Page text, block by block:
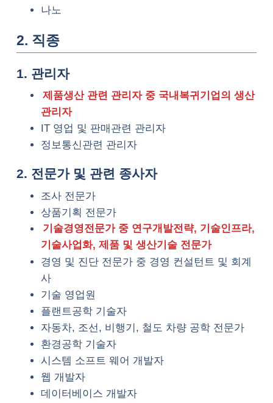
나노
2. 직종
1. 관리자
제품생산 관련 관리자 중 국내복귀기업의 생산
관리자
IT 영업 및 판매관련 관리자
정보통신관련 관리자
2. 전문가 및 관련 종사자
조사 전문가
상품기획 전문가
기술경영전문가 중 연구개발전략, 기술인프라,
기술사업화, 제품 및 생산기술 전문가
경영 및 진단 전문가 중 경영 컨설턴트 및 회계
사
기술 영업원
플랜트공학 기술자
자동차, 조선, 비행기, 철도 차량 공학 전문가
환경공학 기술자
시스템 소프트 웨어 개발자
웹 개발자
데이터베이스 개발자